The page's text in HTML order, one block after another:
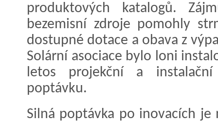
produktových katalogů.
bezemisní zdroje pomohly
dostupné dotace a obava z
Solární asociace bylo loni
letos projekční a
poptávku.
Silná poptávka po inovacích